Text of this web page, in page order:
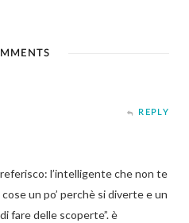
REPLY
l’intelligente che non te
un po’ perchè si diverte e un
fare delle scoperte”. è